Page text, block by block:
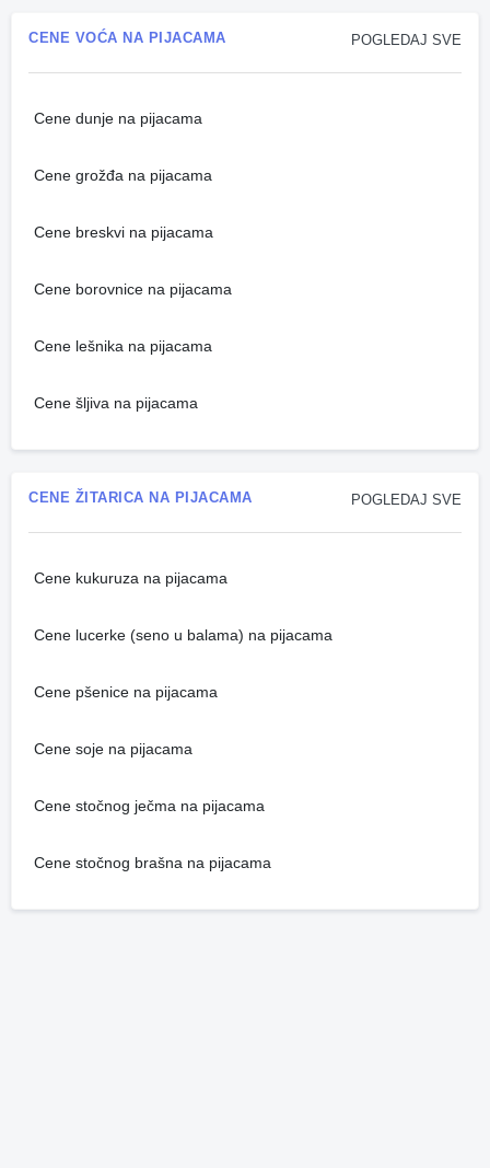
POGLEDAJ SVE
CENE VOĆA NA PIJACAMA
Cene dunje na pijacama
Cene grožđa na pijacama
Cene breskvi na pijacama
Cene borovnice na pijacama
Cene lešnika na pijacama
Cene šljiva na pijacama
POGLEDAJ SVE
CENE ŽITARICA NA PIJACAMA
Cene kukuruza na pijacama
Cene lucerke (seno u balama) na pijacama
Cene pšenice na pijacama
Cene soje na pijacama
Cene stočnog ječma na pijacama
Cene stočnog brašna na pijacama